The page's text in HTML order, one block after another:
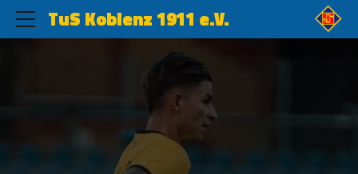
TuS Koblenz 1911 e.V.